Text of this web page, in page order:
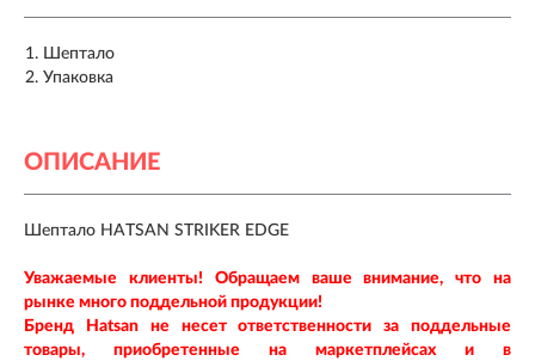
Шептало
Упаковка
ОПИСАНИЕ
Шептало HATSAN STRIKER EDGE
Уважаемые клиенты! Обращаем ваше внимание, что на
рынке много поддельной продукции!
Бренд Hatsan
не несет ответственности за поддельные
товары, приобретенные на маркетплейсах и в